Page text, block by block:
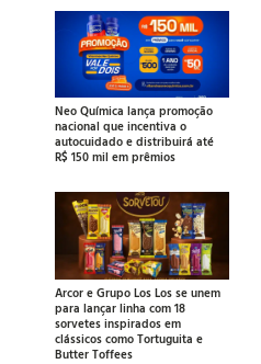
Neo Química lança promoção
nacional que incentiva o
autocuidado e distribuirá até
R$ 150 mil em prêmios
Arcor e Grupo Los Los se unem
para lançar linha com 18
sorvetes inspirados em
clássicos como Tortuguita e
Butter Toffees